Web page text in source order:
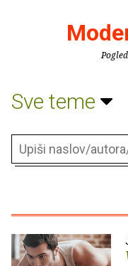
Sve teme